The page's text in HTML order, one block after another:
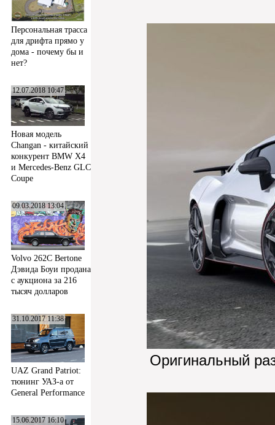
Персональная трасса
для дрифта прямо у
дома - почему бы и
нет?
12.07.2018 10:47
Новая модель
Changan - китайский
конкурент BMW X4
и Mercedes-Benz GLC
Coupe
09.03.2018 13:04
Volvo 262C Bertone
Дэвида Боуи продана
с аукциона за 216
тысяч долларов
31.10.2017 11:38
UAZ Grand Patriot:
тюнинг УАЗ-а от
General Performance
15.06.2017 16:10
Оригинальный